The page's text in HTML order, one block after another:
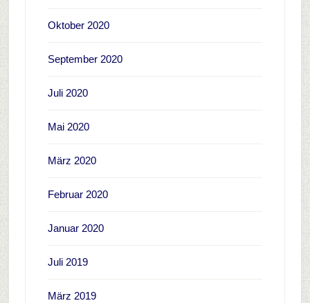
Oktober 2020
September 2020
Juli 2020
Mai 2020
März 2020
Februar 2020
Januar 2020
Juli 2019
März 2019